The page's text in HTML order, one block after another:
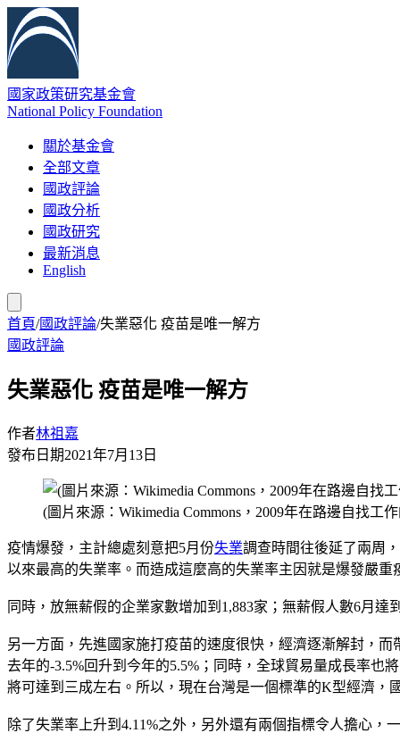
國家政策研究基金會
National Policy Foundation
關於基金會
全部文章
國政評論
國政分析
國政研究
最新消息
English
首頁/國政評論/失業惡化 疫苗是唯一解方
國政評論
失業惡化 疫苗是唯一解方
作者林祖嘉
發布日期2021年7月13日
(圖片來源：Wikimedia Commons，2009年在路邊自找工
疫情爆發，主計總處刻意把5月份失業調查時間往後延了兩周
以來最高的失業率。而造成這麼高的失業率主因就是爆發嚴
同時，放無薪假的企業家數增加到1,883家；無薪假人數6月
另一方面，先進國家施打疫苗的速度很快，經濟逐漸解封，
去年的-3.5%回升到今年的5.5%；同時，全球貿易量成長率也
將可達到三成左右。所以，現在台灣是一個標準的K型經濟，
除了失業率上升到4.11%之外，另外還有兩個指標令人擔心，